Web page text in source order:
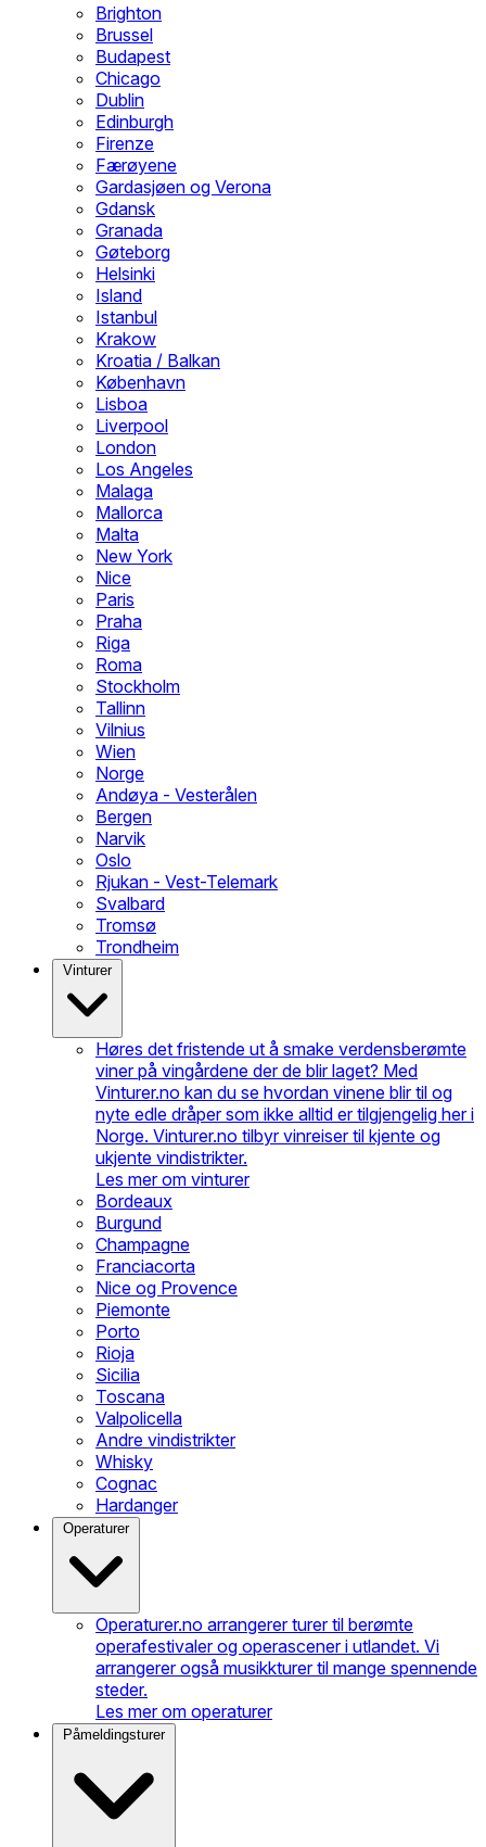
Brighton
Brussel
Budapest
Chicago
Dublin
Edinburgh
Firenze
Færøyene
Gardasjøen og Verona
Gdansk
Granada
Gøteborg
Helsinki
Island
Istanbul
Krakow
Kroatia / Balkan
København
Lisboa
Liverpool
London
Los Angeles
Malaga
Mallorca
Malta
New York
Nice
Paris
Praha
Riga
Roma
Stockholm
Tallinn
Vilnius
Wien
Norge
Andøya - Vesterålen
Bergen
Narvik
Oslo
Rjukan - Vest-Telemark
Svalbard
Tromsø
Trondheim
Vinturer
Høres det fristende ut å smake verdensberømte
viner på vingårdene der de blir laget? Med
Vinturer.no kan du se hvordan vinene blir til og
nyte edle dråper som ikke alltid er tilgjengelig her i
Norge. Vinturer.no tilbyr vinreiser til kjente og
ukjente vindistrikter.
Les mer om vinturer
Bordeaux
Burgund
Champagne
Franciacorta
Nice og Provence
Piemonte
Porto
Rioja
Sicilia
Toscana
Valpolicella
Andre vindistrikter
Whisky
Cognac
Hardanger
Operaturer
Operaturer.no arrangerer turer til berømte
operafestivaler og operascener i utlandet. Vi
arrangerer også musikkturer til mange spennende
steder.
Les mer om operaturer
Påmeldingsturer